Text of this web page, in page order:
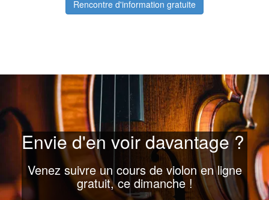
Rencontre d'information gratuite
Envie d'en voir davantage ?
Venez suivre un cours de violon en ligne
gratuit, ce dimanche !